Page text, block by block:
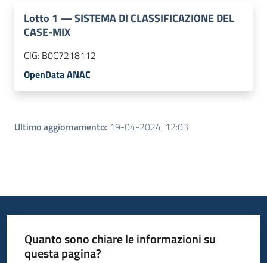
Lotto 1 —SISTEMA DI CLASSIFICAZIONE DEL
CASE-MIX
CIG: B0C7218112
OpenData ANAC
Ultimo aggiornamento: 19-04-2024, 12:03
Quanto sono chiare le informazioni su
questa pagina?